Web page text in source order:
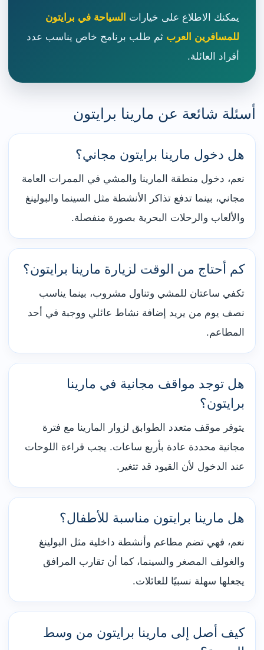
يمكنك الاطلاع على خيارات السياحة في برايتون
للمسافرين العرب ثم طلب برنامج خاص يناسب عدد
أفراد العائلة.
أسئلة شائعة عن مارينا برايتون
هل دخول مارينا برايتون مجاني؟
نعم، دخول منطقة المارينا والمشي في الممرات العامة
مجاني، بينما تدفع تذاكر الأنشطة مثل السينما والبولينغ
والألعاب والرحلات البحرية بصورة منفصلة.
كم أحتاج من الوقت لزيارة مارينا برايتون؟
تكفي ساعتان للمشي وتناول مشروب، بينما يناسب
نصف يوم من يريد إضافة نشاط عائلي ووجبة في أحد
المطاعم.
هل توجد مواقف مجانية في مارينا
برايتون؟
يتوفر موقف متعدد الطوابق لزوار المارينا مع فترة
مجانية محددة عادة بأربع ساعات. يجب قراءة اللوحات
عند الدخول لأن القيود قد تتغير.
هل مارينا برايتون مناسبة للأطفال؟
نعم، فهي تضم مطاعم وأنشطة داخلية مثل البولينغ
والغولف المصغر والسينما، كما أن تقارب المرافق
يجعلها سهلة نسبيًا للعائلات.
كيف أصل إلى مارينا برايتون من وسط